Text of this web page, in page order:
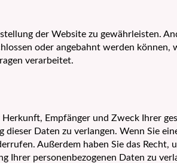
der Website zu gewährleisten.
oder angebahnt werden
verarbeitet.
Empfänger und Zweck Ihrer
dieser Daten zu verlangen. Wenn Sie
Außerdem haben Sie das Recht,
Ihrer personenbezogenen Daten zu